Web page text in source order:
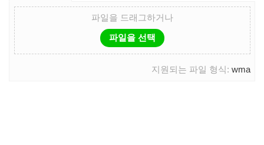
파일을 드래그하거나
파일을 선택
지원되는 파일 형식: wma